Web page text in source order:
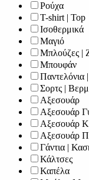
Ρούχα
T-shirt | Top
Ισοθερμικά
Μαγιό
Μπλούζες |
Μπουφάν
Παντελόνια
Σορτς |
Αξεσουάρ
Αξεσουάρ
Αξεσουάρ
Αξεσουάρ
Γάντια |
Κάλτσες
Καπέλα